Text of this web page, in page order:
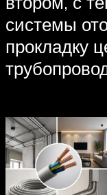
системы
прокладку